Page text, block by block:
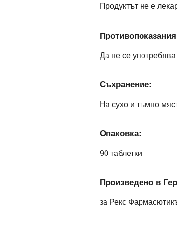
Продуктът не е
Да не се употребява
Съхранение:
На сухо и тъмно
Опаковка:
90 таблетки
Произведено в
за Рекс